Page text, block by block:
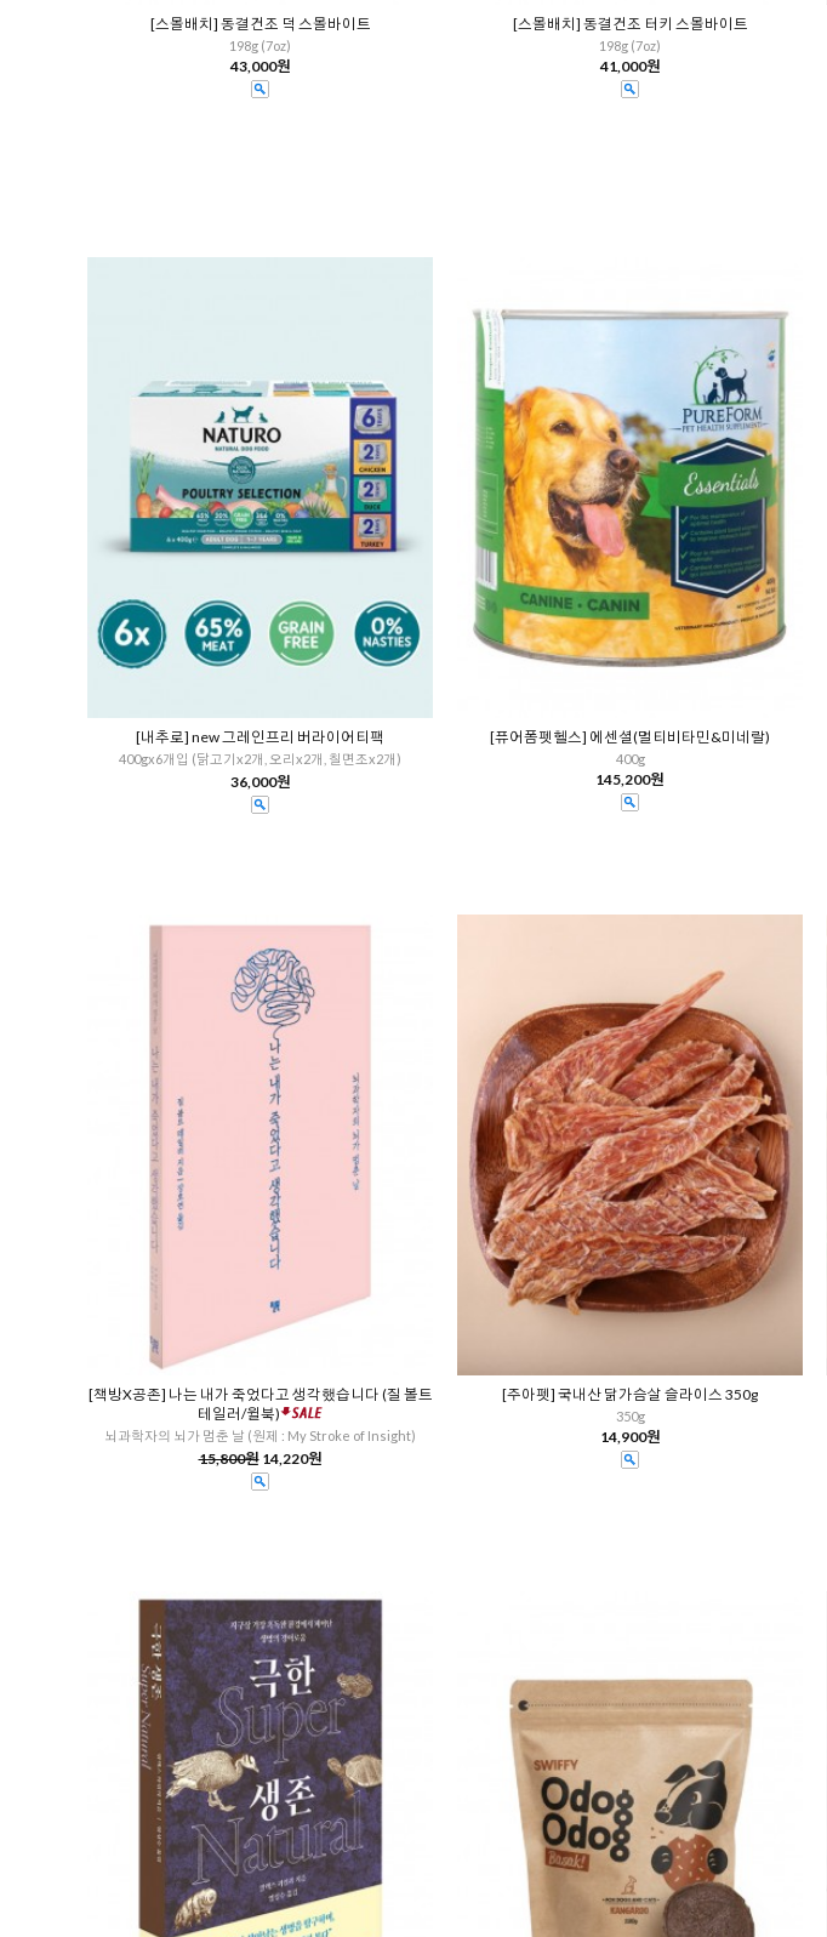
[스몰배치] 동결건조 덕 스몰바이트
198g (7oz)
43,000원
[스몰배치] 동결건조 터키 스몰바이트
198g (7oz)
41,000원
[내추로] new 그레인프리 버라이어티팩
400gx6개입 (닭고기x2개, 오리x2개, 칠면조x2개)
36,000원
[퓨어폼펫헬스] 에센셜(멀티비타민&미네랄)
400g
145,200원
[책방X공존] 나는 내가 죽었다고 생각했습니다 (질 볼트
테일러/윌북)
뇌과학자의 뇌가 멈춘 날 (원제 : My Stroke of Insight)
15,800원 14,220원
[주아펫] 국내산 닭가슴살 슬라이스 350g
350g
14,900원